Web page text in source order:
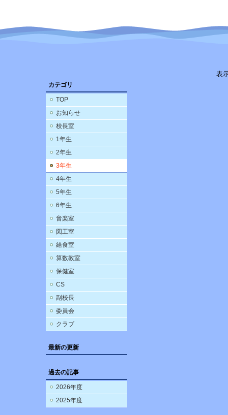
カテゴリ
TOP
お知らせ
校長室
1年生
2年生
3年生
4年生
5年生
6年生
音楽室
図工室
給食室
算数教室
保健室
CS
副校長
委員会
クラブ
最新の更新
過去の記事
2026年度
2025年度
表